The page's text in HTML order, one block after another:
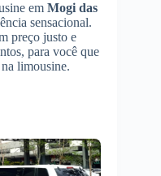
em Mogi das
sensacional.
preço justo e
para você que
limousine.